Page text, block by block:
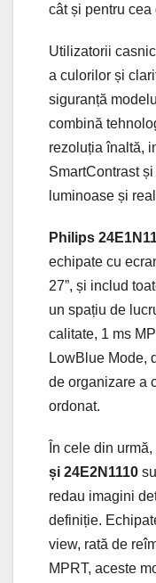
cât și pentru cea
Utilizatorii
a culorilor și
siguranță
combină
rezoluția înaltă,
SmartContrast
luminoase și
Philips
echipate cu
27”, și includ
un spațiu de
calitate, 1 ms
LowBlue Mode,
de organizare a
ordonat.
În cele din
și 24E2N1110
redau imagini
definiție.
view, rată de
MPRT, aceste